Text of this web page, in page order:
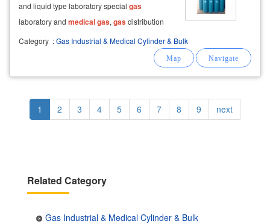
and liquid type laboratory special gas
laboratory and medicalgas, gasdistribution
system installation service, gas leak detector
pressure
Category :Gas Industrial & Medical Cylinder & Bulk
Pagination
Current
page
1 Page
2 Page
3 Page
4 Page
5 Page
6 Page
7 Page
8 Page
9
Next
page
next
Related Category
Gas Industrial & Medical Cylinder & Bulk